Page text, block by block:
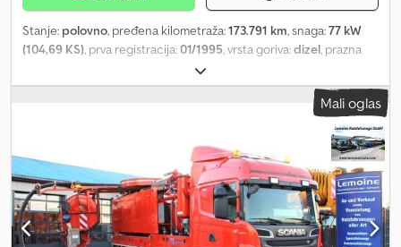
Stanje: polovno, pređena kilometraža:173.791 km, snaga:77 kW
(104,69 KS), prva registracija:01/1995, vrsta goriva:dizel, prazna
, maksimalna nosivost:
težina:5.600 kg, dimenzija gume:205/75R16C-110/108L,
03/2026 ,
, kabina
ostalo, emisioni razred:
suspencija:
, dimenzija prednje gume:
205/75R16C-110/108L, dimenzija zadnje gume:205/75R16C-
110/108L, maksimalna brzina: 90 km/h, Oprema:
hidraulika, vučna
spojnica prikolice , Usluga registracije, tehnički pregled/SP/UVV,
transport do luke Jezici: nemački, ruski, engleski, arapski Sva
Mali oglas